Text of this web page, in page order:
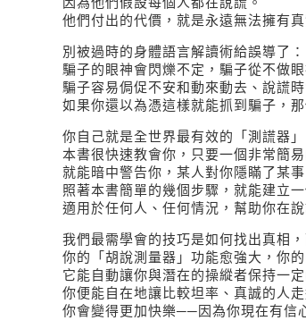
他們付出的代價，就是永遠無法擁有
別被過時的身體語言解讀術給誤導了：
騙子的眼神會閃爍不定，騙子從不做眼
騙子容易侷促不安和動來動去、說謊
如果你還以為憑這樣就能抓到騙子，那
你自己就是全世界最有效的「測謊器」
本書很快速教會你，只要一個非常簡易
就能暗中警告你，某人對你隱瞞了某事
照著本書簡單的幾個步驟，就能建立
適用於任何人、任何情況，幫助你在
我們最需學會的技巧是如何找出真相，
你的「胡說測量器」功能愈強大，你
它能自動讓你與潛在的操縱者保持一定
你便能自在地讓比較坦率、真誠的人走
你會變得更加快樂──因為你現在有信